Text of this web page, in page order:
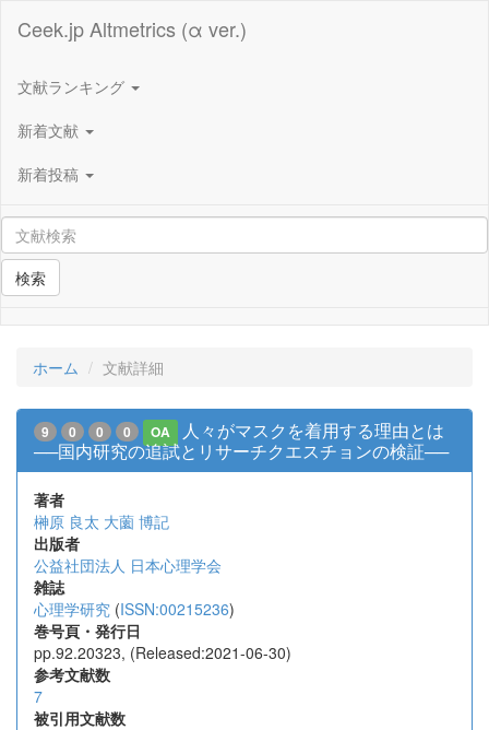
Ceek.jp Altmetrics (α ver.)
文献ランキング
新着文献
新着投稿
検索
ホーム 文献詳細
9 0 0 0 OA
人々がマスクを着用する理由とは
──国内研究の追試とリサーチクエスチョンの検証──
著者
榊原 良太 大薗 博記
出版者
公益社団法人 日本心理学会
雑誌
心理学研究 (ISSN:00215236)
巻号頁・発行日
pp.92.20323, (Released:2021-06-30)
参考文献数
7
被引用文献数